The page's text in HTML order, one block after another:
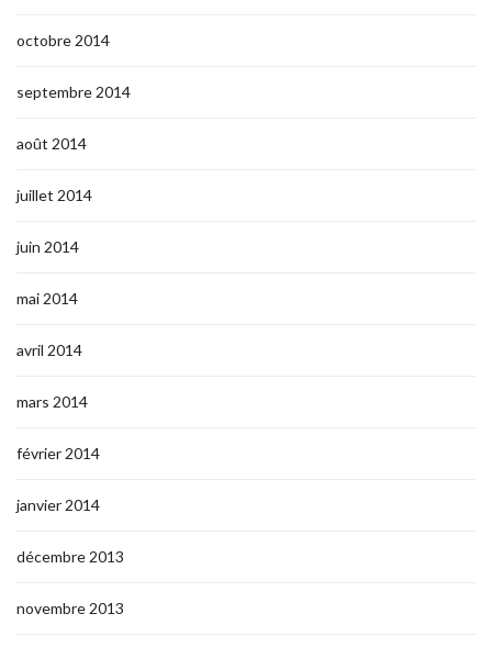
octobre 2014
septembre 2014
août 2014
juillet 2014
juin 2014
mai 2014
avril 2014
mars 2014
février 2014
janvier 2014
décembre 2013
novembre 2013